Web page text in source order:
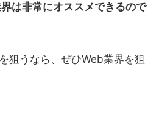
は非常にオススメできるので
狙うなら、ぜひWeb業界を狙